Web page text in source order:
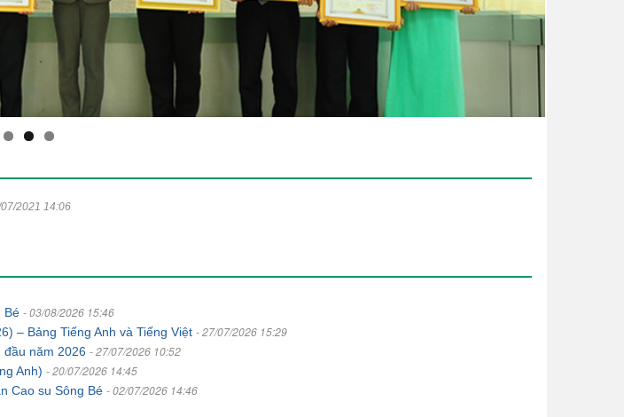
2021 14:06
Bé - 03/08/2026 15:46
– Bảng Tiếng Anh và Tiếng Việt - 27/07/2026 15:29
năm 2026 - 27/07/2026 10:52
Anh) - 20/07/2026 14:45
Cao su Sông Bé - 02/07/2026 14:46